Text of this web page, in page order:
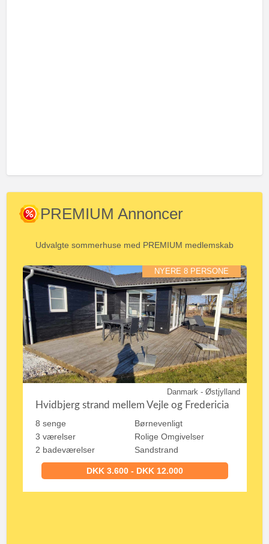
PREMIUM Annoncer
Udvalgte sommerhuse med PREMIUM medlemskab
NYERE 8 PERSONE
Danmark - Østjylland
Hvidbjerg strand mellem Vejle og Fredericia
8 senge
3 værelser
2 badeværelser
Børnevenligt
Rolige Omgivelser
Sandstrand
DKK 3.600 - DKK 12.000